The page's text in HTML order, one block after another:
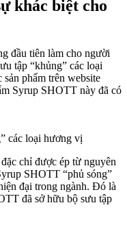
khác biệt cho
đầu tiên làm cho người
tập “khủng” các loại
phẩm trên website
Syrup SHOTT này đã có
các loại hương vị
chỉ được ép từ nguyên
SHOTT “phủ sóng”
đại trong ngành. Đó là
đã sở hữu bộ sưu tập